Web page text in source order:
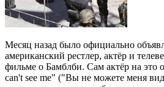
Месяц назад было официально
американский рестлер, актёр и
фильме о Бамблби. Сам актёр на это
can't see me" ("Вы не можете меня